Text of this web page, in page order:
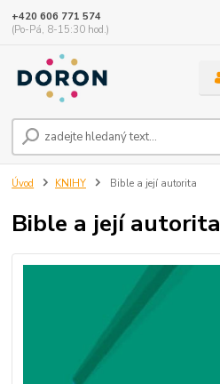
+420 606 771 574
(Po-Pá, 8-15:30 hod.)
Úvod KNIHY Bible a její autorita
Bible a její autorita